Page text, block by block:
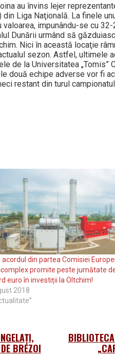
au învins lejer
Liga Naţională. La finele
impunându-se cu
Dunării urmând să
Nici în această locaţie
sezon. Astfel, ultimele
de la Universitatea „Tomis”
două echipe adverse vor fi
restant din turul
acordul din partea Comisiei
promite peste jumătate
euro în investiții la Oltchim!
2018
BREZOI